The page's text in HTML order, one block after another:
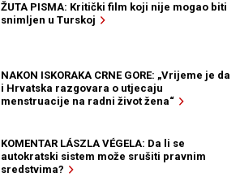
ŽUTA PISMA: Kritički film koji nije mogao biti
snimljen u Turskoj
NAKON ISKORAKA CRNE GORE: „Vrijeme je da
i Hrvatska razgovara o utjecaju
menstruacije na radni život žena“
KOMENTAR LÁSZLA VÉGELA: Da li se
autokratski sistem može srušiti pravnim
sredstvima?